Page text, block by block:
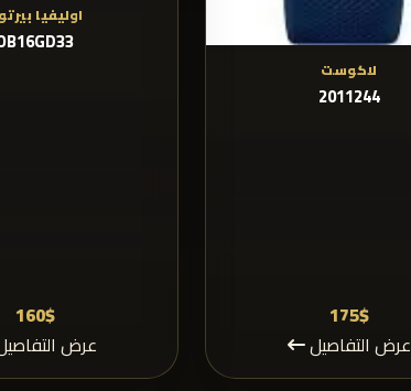
لاكوست
2011244
175$
عرض التفاصيل
اوليفيا
160$
عرض